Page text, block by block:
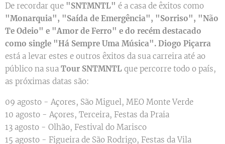
De recordar que "SNTMNTL" é a casa de êxitos como
"Monarquia", "Saída de Emergência", "Sorriso", "Não
Te Odeio" e "Amor de Ferro" e do recém destacado
como single "Há Sempre Uma Música". Diogo Piçarra
está a levar estes e outros êxitos da sua carreira até ao
público na sua Tour SNTMNTL que percorre todo o país,
as próximas datas são:
09 agosto - Açores, São Miguel, MEO Monte Verde
10 agosto - Açores, Terceira, Festas da Praia
13 agosto - Olhão, Festival do Marisco
15 agosto - Figueira de São Rodrigo, Festas da Vila